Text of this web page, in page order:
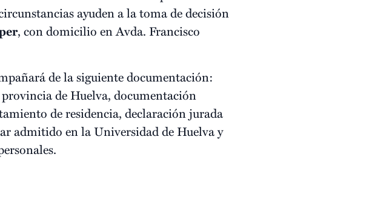
ayuden a la toma de decisión
, con domicilio en Avda. Francisco
de la siguiente documentación:
de Huelva, documentación
de residencia, declaración jurada
admitido en la Universidad de Huelva y